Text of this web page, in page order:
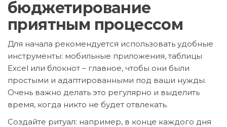
бюджетирование
приятным процессом
Для начала рекомендуется использовать удобные
инструменты: мобильные приложения, таблицы
Excel или блокнот – главное, чтобы они были
простыми и адаптированными под ваши нужды.
Очень важно делать это регулярно и выделить
время, когда никто не будет отвлекать.
Создайте ритуал: например, в конце каждого дня